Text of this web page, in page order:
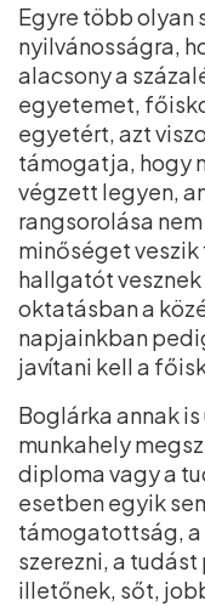
Egyre több olyan
nyilvánosságra,
alacsony a
egyetemet,
egyetért, azt
támogatja, hogy
végzett legyen,
rangsorolása
minőséget
hallgatót
oktatásban a
napjainkban
javítani kell a
Boglárka annak
munkahely
diploma vagy a
esetben egyik
támogatottság, a
szerezni, a
illetőnek, sőt,